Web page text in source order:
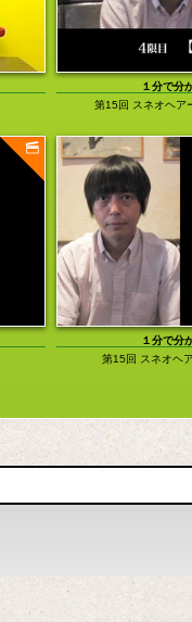
１分で分
第15回 スネオヘ
１分で分
第15回 スネオヘ